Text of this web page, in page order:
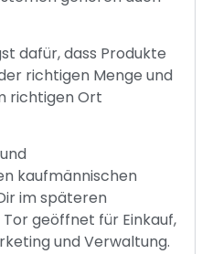
dafür, dass Produkte
richtigen Menge und
richtigen Ort
kaufmännischen
im späteren
geöffnet für Einkauf,
und Verwaltung.